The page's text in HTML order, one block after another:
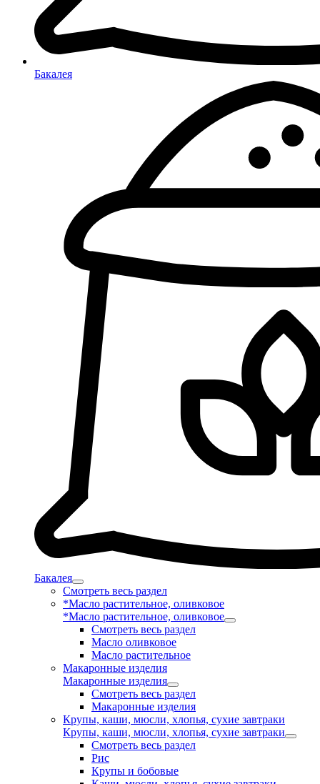
Бакалея
Бакалея
Смотреть весь раздел
*Масло растительное, оливковое
*Масло растительное, оливковое
Смотреть весь раздел
Масло оливковое
Масло растительное
Макаронные изделия
Макаронные изделия
Смотреть весь раздел
Макаронные изделия
Крупы, каши, мюсли, хлопья, сухие завтраки
Крупы, каши, мюсли, хлопья, сухие завтраки
Смотреть весь раздел
Рис
Крупы и бобовые